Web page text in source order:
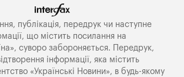
публiкацiя, передрук чи наступне
що мiстить посилання на
суворо забороняється. Передрук,
інформації, яка містить
«Українські Новини», в будь-якому